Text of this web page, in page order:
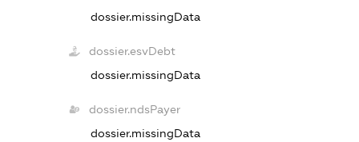
dossier.missingData
dossier.esvDebt
dossier.missingData
dossier.ndsPayer
dossier.missingData